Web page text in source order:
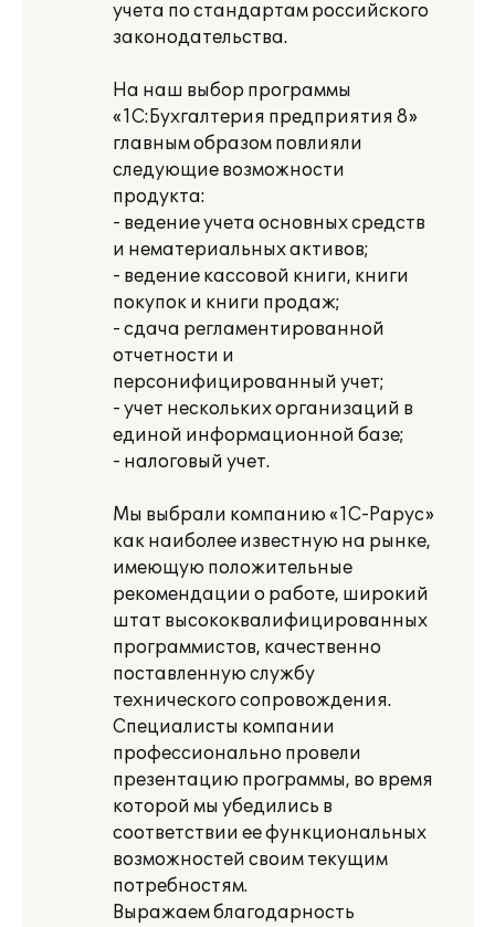
учета по стандартам российского
законодательства.
На наш выбор программы
«1С:Бухгалтерия предприятия 8»
главным образом повлияли
следующие возможности
продукта:
- ведение учета основных средств
и нематериальных активов;
- ведение кассовой книги, книги
покупок и книги продаж;
- сдача регламентированной
отчетности и
персонифицированный учет;
- учет нескольких организаций в
единой информационной базе;
- налоговый учет.
Мы выбрали компанию «1С-Рарус»
как наиболее известную на рынке,
имеющую положительные
рекомендации о работе, широкий
штат высококвалифицированных
программистов, качественно
поставленную службу
технического сопровождения.
Специалисты компании
профессионально провели
презентацию программы, во время
которой мы убедились в
соответствии ее функциональных
возможностей своим текущим
потребностям.
Выражаем благодарность